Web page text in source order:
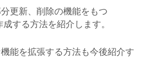
更新、削除の機能をもつ
する方法を紹介します。
能を拡張する方法も今後紹介す